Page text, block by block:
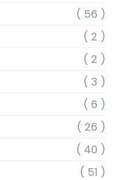
( 56 )
( 2 )
( 2 )
( 3 )
( 6 )
( 26 )
( 40 )
( 51 )